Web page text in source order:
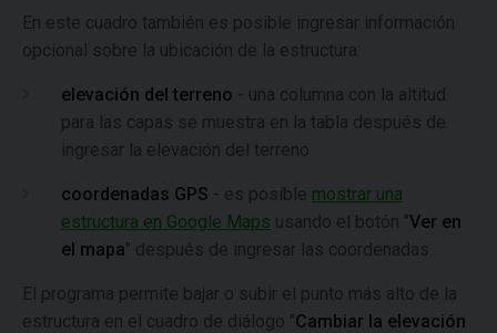
En este cuadro también es posible ingresar información
opcional sobre la ubicación de la estructura:
elevación del terreno - una columna con la altitud
para las capas se muestra en la tabla después de
ingresar la elevación del terreno
coordenadas GPS - es posible mostrar una
estructura en Google Maps usando el botón "Ver en
el mapa" después de ingresar las coordenadas.
El programa permite bajar o subir el punto más alto de la
estructura en el cuadro de diálogo "Cambiar la elevación